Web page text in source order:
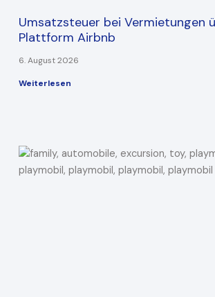
Umsatzsteuer bei Vermietungen
Plattform Airbnb
6. August 2026
Weiterlesen